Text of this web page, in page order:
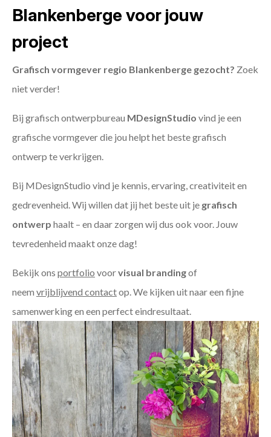
Blankenberge voor jouw
project
Grafisch vormgever regio Blankenberge gezocht? Zoek
niet verder!
Bij grafisch ontwerpbureau MDesignStudio vind je een
grafische vormgever die jou helpt het beste grafisch
ontwerp te verkrijgen.
Bij MDesignStudio vind je kennis, ervaring, creativiteit en
gedrevenheid. Wij willen dat jij het beste uit je grafisch
ontwerp haalt – en daar zorgen wij dus ook voor. Jouw
tevredenheid maakt onze dag!
Bekijk ons portfolio voorvisual brandingof
neem vrijblijvend contactop. We kijken uit naar een fijne
samenwerking en een perfect eindresultaat.